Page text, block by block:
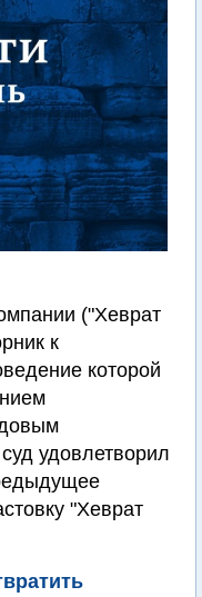
("Хеврат
к
которой
удовлетворил
"Хеврат